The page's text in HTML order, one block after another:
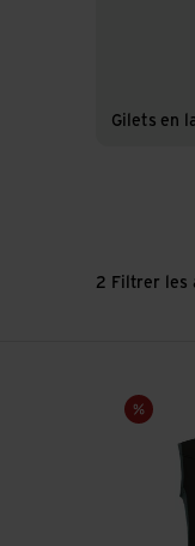
Gilets en
2 Filtrer les
Vente
Voir